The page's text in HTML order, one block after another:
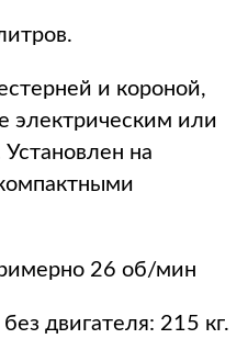
и короной,
электрическим или
на
26 об/мин
двигателя: 215 кг.